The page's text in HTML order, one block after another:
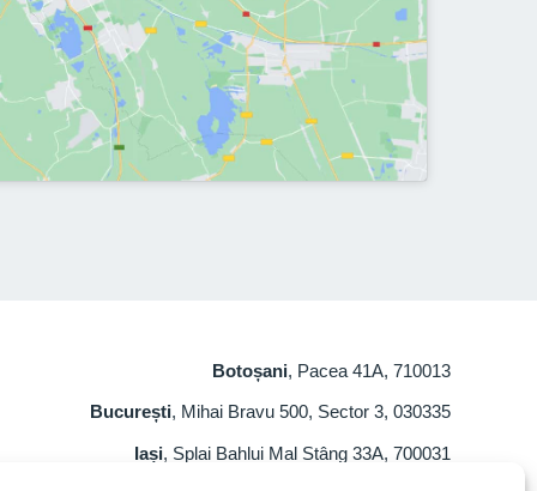
Botoșani, Pacea 41A, 710013
București, Mihai Bravu 500, Sector 3, 030335
Iași, Splai Bahlui Mal Stâng 33A, 700031